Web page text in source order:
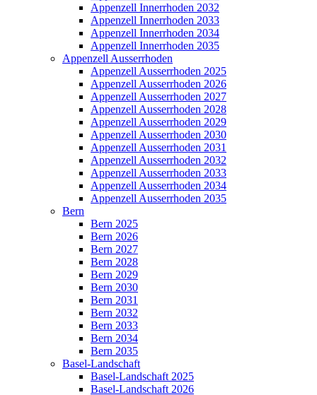
Appenzell Innerrhoden 2032
Appenzell Innerrhoden 2033
Appenzell Innerrhoden 2034
Appenzell Innerrhoden 2035
Appenzell Ausserrhoden
Appenzell Ausserrhoden 2025
Appenzell Ausserrhoden 2026
Appenzell Ausserrhoden 2027
Appenzell Ausserrhoden 2028
Appenzell Ausserrhoden 2029
Appenzell Ausserrhoden 2030
Appenzell Ausserrhoden 2031
Appenzell Ausserrhoden 2032
Appenzell Ausserrhoden 2033
Appenzell Ausserrhoden 2034
Appenzell Ausserrhoden 2035
Bern
Bern 2025
Bern 2026
Bern 2027
Bern 2028
Bern 2029
Bern 2030
Bern 2031
Bern 2032
Bern 2033
Bern 2034
Bern 2035
Basel-Landschaft
Basel-Landschaft 2025
Basel-Landschaft 2026